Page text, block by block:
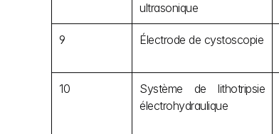
ultrasonique
9 Électrode de cystoscopie
10
Système de lithotripsie
électrohydraulique